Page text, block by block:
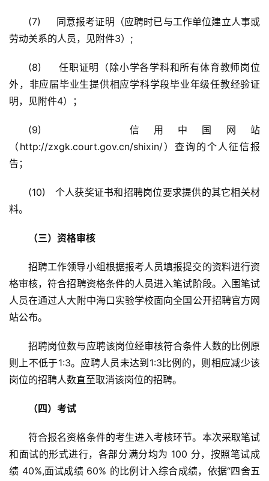
(7)     同意报考证明（应聘时已与工作单位建立人事或
劳动关系的人员，见附件3）;
(8)     任职证明（除小学各学科和所有体育教师岗位
外，非应届毕业生提供相应学科学段毕业年级任教经验证
明，见附件4）；
(9)     信用中国网站
（http://zxgk.court.gov.cn/shixin/）查询的个人征信报
告；
(10)   个人获奖证书和招聘岗位要求提供的其它相关材
料。
（三）资格审核
招聘工作领导小组根据报考人员填报提交的资料进行资
格审核，符合招聘资格条件的人员进入笔试阶段。入围笔试
人员在通过人大附中海口实验学校面向全国公开招聘官方网
站公布。
招聘岗位数与应聘该岗位经审核符合条件人数的比例原
则上不低于1:3。应聘人员未达到1:3比例的，则相应减少该
岗位的招聘人数直至取消该岗位的招聘。
（四）考试
符合报名资格条件的考生进入考核环节。本次采取笔试
和面试的形式进行，各部分满分均为 100 分，按照笔试成
绩 40%,面试成绩 60% 的比例计入综合成绩，依据“四舍五